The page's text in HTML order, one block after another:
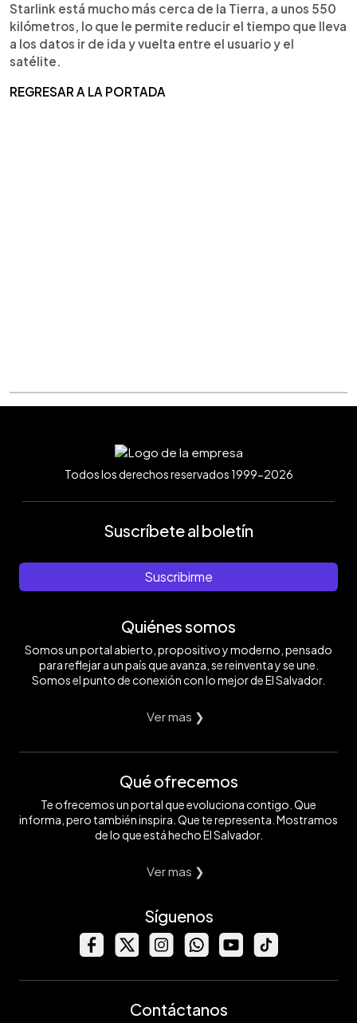
Starlink está mucho más cerca de la Tierra, a unos 550
kilómetros, lo que le permite reducir el tiempo que lleva
a los datos ir de ida y vuelta entre el usuario y el
satélite.
REGRESAR A LA PORTADA
Todos los derechos reservados 1999-2026
Suscríbete al boletín
Suscribirme
Quiénes somos
Somos un portal abierto, propositivo y moderno, pensado
para reflejar a un país que avanza, se reinventa y se une.
Somos el punto de conexión con lo mejor de El Salvador.
Ver mas ❯
Qué ofrecemos
Te ofrecemos un portal que evoluciona contigo. Que
informa, pero también inspira. Que te representa. Mostramos
de lo que está hecho El Salvador.
Ver mas ❯
Síguenos
Contáctanos